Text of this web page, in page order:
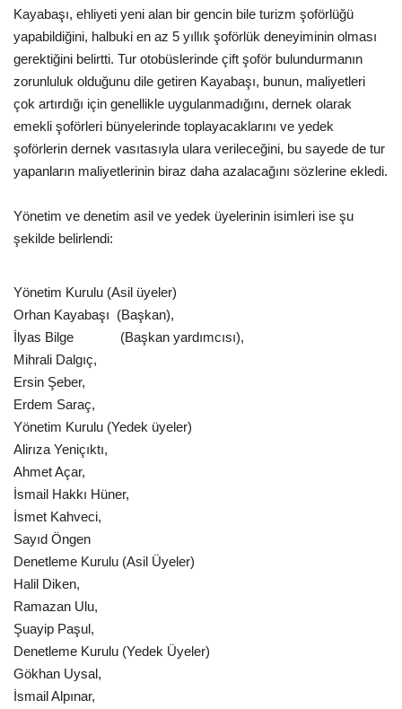
Gezi - Yorum
Sizlerden Gelenler
Yorumlar
Video Tanıtım
Galeri
Kayabaşı, ehliyeti yeni alan bir gencin bile turizm şoförlüğü
yapabildiğini, halbuki en az 5 yıllık şoförlük deneyiminin olması
gerektiğini belirtti. Tur otobüslerinde çift şoför bulundurmanın
zorunluluk olduğunu dile getiren Kayabaşı, bunun, maliyetleri
çok artırdığı için genellikle uygulanmadığını, dernek olarak
emekli şoförleri bünyelerinde toplayacaklarını ve yedek
şoförlerin dernek vasıtasıyla ulara verileceğini, bu sayede de tur
yapanların maliyetlerinin biraz daha azalacağını sözlerine ekledi.
Yönetim ve denetim asil ve yedek üyelerinin isimleri ise şu
şekilde belirlendi:
Yönetim Kurulu (Asil üyeler)
Orhan Kayabaşı (Başkan),
İlyas Bilge (Başkan yardımcısı),
Mihrali Dalgıç,
Ersin Şeber,
Erdem Saraç,
Yönetim Kurulu (Yedek üyeler)
Alirıza Yeniçıktı,
Ahmet Açar,
İsmail Hakkı Hüner,
İsmet Kahveci,
Sayıd Öngen
Denetleme Kurulu (Asil Üyeler)
Halil Diken,
Ramazan Ulu,
Şuayip Paşul,
Denetleme Kurulu (Yedek Üyeler)
Gökhan Uysal,
İsmail Alpınar,